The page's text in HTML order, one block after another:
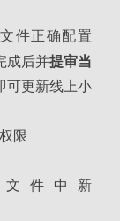
文件正确配置
成后并提审当
可更新线上小
限
文件中新